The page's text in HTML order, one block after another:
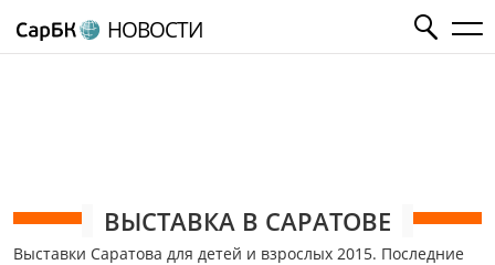
НОВОСТИ
ВЫСТАВКА В САРАТОВЕ
Выставки Саратова для детей и взрослых 2015. Последние